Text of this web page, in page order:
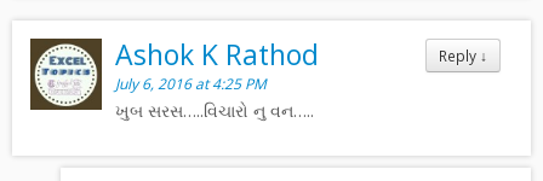
Reply ↓
Ashok K Rathod
July 6, 2016 at 4:25 PM
ખુબ સરસ…..વિચારો નુ વન…..